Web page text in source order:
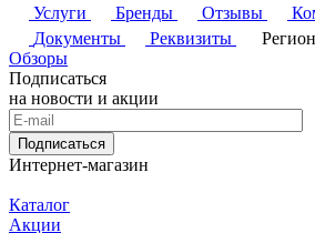
Услуги
Бренды Отзывы
Документы
Реквизиты Регион
Обзоры
Подписаться
на новости и акции
Подписаться
Интернет-магазин
Каталог
Акции